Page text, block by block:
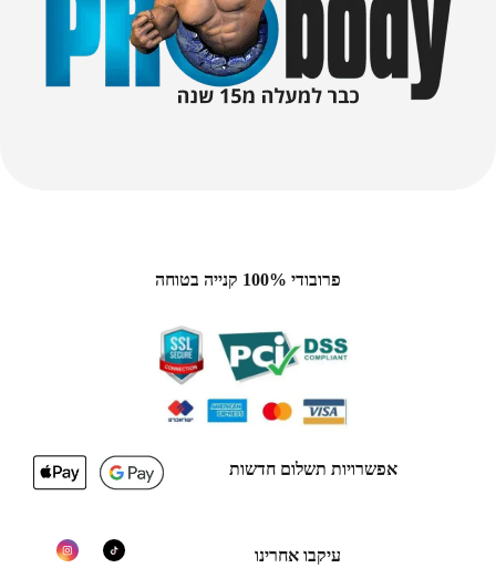
פרובודי 100% קנייה בטוחה
אפשרויות תשלום חדשות
עיקבו אחרינו